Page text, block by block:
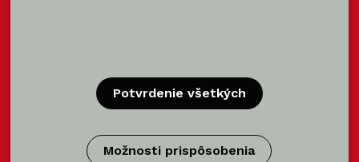
Potvrdenie všetkých
Možnosti prispôsobenia